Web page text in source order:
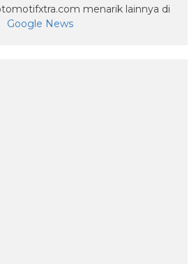
menarik lainnya di
Google News